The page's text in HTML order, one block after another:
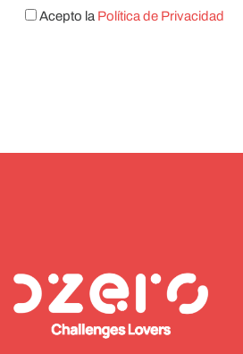
Acepto la Política de Privacidad